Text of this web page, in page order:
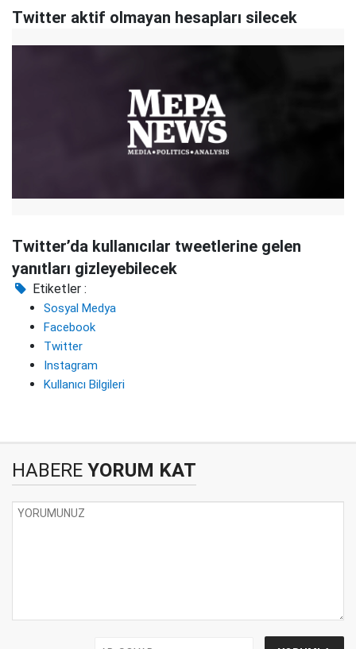
Twitter aktif olmayan hesapları silecek
Twitter’da kullanıcılar tweetlerine gelen
yanıtları gizleyebilecek
Etiketler :
Sosyal Medya
Facebook
Twitter
Instagram
Kullanıcı Bilgileri
HABERE YORUM KAT